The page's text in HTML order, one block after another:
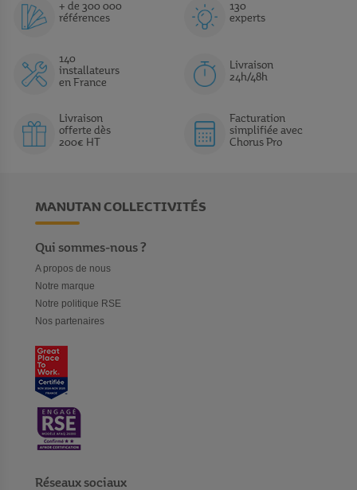
+ de 300 000
références
130
experts
140
installateurs
en France
Livraison
24h/48h
Livraison
offerte dès
200€ HT
Facturation
simplifiée avec
Chorus Pro
MANUTAN COLLECTIVITÉS
Qui sommes-nous ?
A propos de nous
Notre marque
Notre politique RSE
Nos partenaires
Réseaux sociaux